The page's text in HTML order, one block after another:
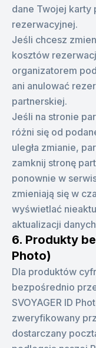
dane Twojej karty
rezerwacyjnej.
Jeśli chcesz
kosztów
organizatorem
ani anulować
partnerskiej.
Jeśli na stronie
różni się od
uległa zmianie,
zamknij stronę
ponownie w
zmieniają się w
wyświetlać
aktualizacji
6. Produkty
Photo)
Dla produktów
bezpośrednio
SVOYAGER ID
zweryfikowany
dostarczany